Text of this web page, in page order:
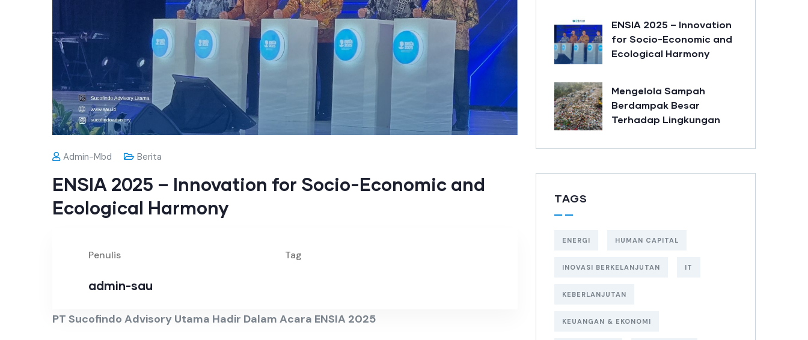
Admin-Mbd Berita
ENSIA 2025 – Innovation for Socio-Economic and
Ecological Harmony
Penulis
admin-sau
Tag
PT Sucofindo Advisory Utama Hadir Dalam Acara ENSIA 2025
ENSIA 2025 – Innovation
for Socio-Economic and
Ecological Harmony
Mengelola Sampah
Berdampak Besar
Terhadap Lingkungan
TAGS
ENERGI HUMAN CAPITAL
INOVASI BERKELANJUTAN IT
KEBERLANJUTAN
KEUANGAN & EKONOMI